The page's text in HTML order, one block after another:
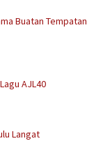
Buatan Tempatan
AJL40
Langat